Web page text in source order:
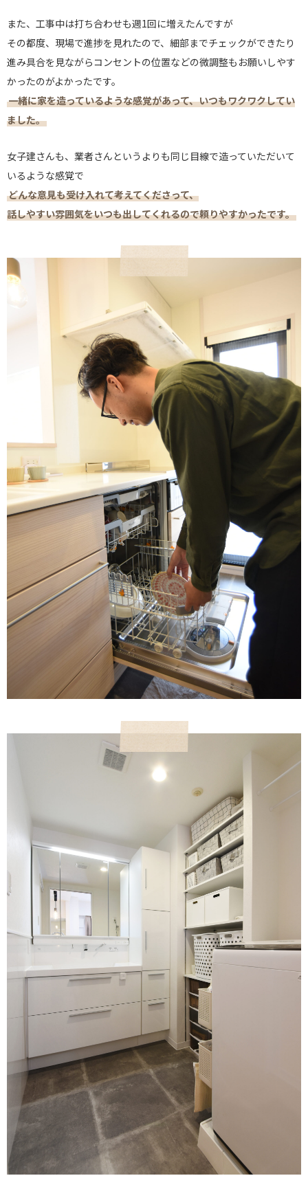
また、工事中は打ち合わせも週1回に増えたんですが
その都度、現場で進捗を見れたので、細部までチェックができたり
進み具合を見ながらコンセントの位置などの微調整もお願いしやす
かったのがよかったです。
一緒に家を造っているような感覚があって、いつもワクワクしてい
ました。
女子建さんも、業者さんというよりも同じ目線で造っていただいて
いるような感覚で
どんな意見も受け入れて考えてくださって、
話しやすい雰囲気をいつも出してくれるので頼りやすかったです。